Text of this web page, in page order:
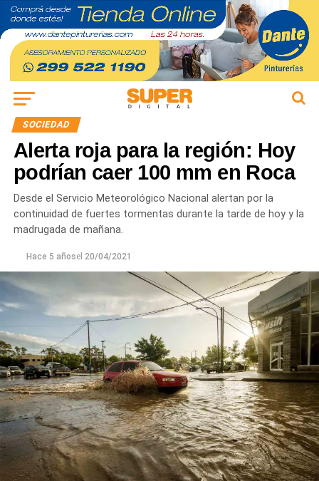
SOCIEDAD
Alerta roja para la región: Hoy
podrían caer 100 mm en Roca
Desde el Servicio Meteorológico Nacional alertan por la
continuidad de fuertes tormentas durante la tarde de hoy y la
madrugada de mañana.
Hace 5 añosel 20/04/2021